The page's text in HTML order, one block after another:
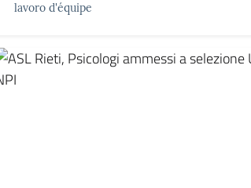
lavoro d'équipe